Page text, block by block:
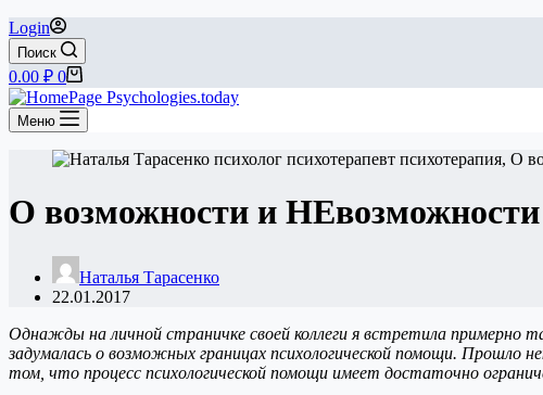
Login
Поиск
Корзина
0.00 ₽ 0
Меню
О возможности и НЕвозможности
Наталья Тарасенко
22.01.2017
Однажды на личной страничке своей коллеги я встретила примерно
задумалась о возможных границах психологической помощи. Прошло
том, что процесс психологической помощи имеет достаточно